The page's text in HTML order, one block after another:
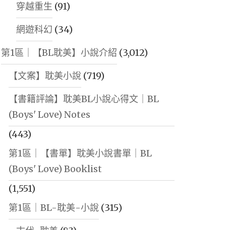
穿越重生 (91)
網遊科幻 (34)
第1區｜【BL耽美】小說介紹 (3,012)
【文案】耽美小說(719)
【書籍評論】耽美BL小說心得文｜BL
(Boys' Love) Notes
(443)
第1區｜【書單】耽美小說書單｜BL
(Boys' Love) Booklist
(1,551)
第1區｜BL-耽美-小說(315)